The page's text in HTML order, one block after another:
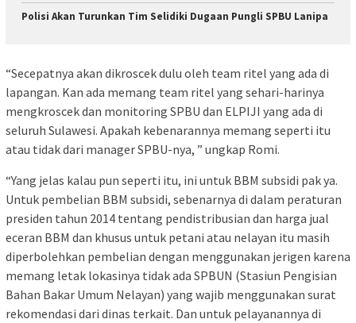
Polisi Akan Turunkan Tim Selidiki Dugaan Pungli SPBU Lanipa
“Secepatnya akan dikroscek dulu oleh team ritel yang ada di
lapangan. Kan ada memang team ritel yang sehari-harinya
mengkroscek dan monitoring SPBU dan ELPIJI yang ada di
seluruh Sulawesi. Apakah kebenarannya memang seperti itu
atau tidak dari manager SPBU-nya, ” ungkap Romi.
“Yang jelas kalau pun seperti itu, ini untuk BBM subsidi pak ya.
Untuk pembelian BBM subsidi, sebenarnya di dalam peraturan
presiden tahun 2014 tentang pendistribusian dan harga jual
eceran BBM dan khusus untuk petani atau nelayan itu masih
diperbolehkan pembelian dengan menggunakan jerigen karena
memang letak lokasinya tidak ada SPBUN (Stasiun Pengisian
Bahan Bakar Umum Nelayan) yang wajib menggunakan surat
rekomendasi dari dinas terkait. Dan untuk pelayanannya di